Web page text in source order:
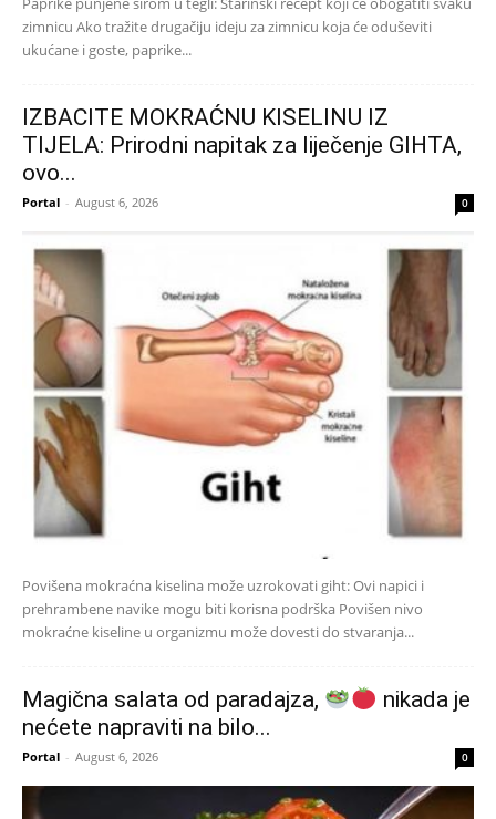
zimnicu Ako tražite drugačiju ideju za zimnicu koja će oduševiti
ukućane i goste, paprike...
IZBACITE MOKRAĆNU KISELINU IZ
TIJELA: Prirodni napitak za liječenje GIHTA,
ovo...
Portal - August 6, 2026 0
Povišena mokraćna kiselina može uzrokovati giht: Ovi napici i
prehrambene navike mogu biti korisna podrška Povišen nivo
mokraćne kiseline u organizmu može dovesti do stvaranja...
Magična salata od paradajza,
nikada je
nećete napraviti na bilo...
Portal - August 6, 2026 0